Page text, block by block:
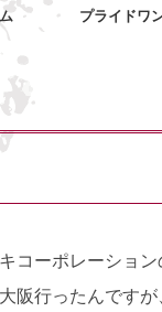
プライドワ
コーポレーション
阪行ったんです